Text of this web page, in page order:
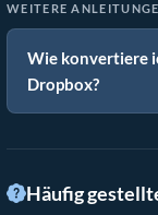
WEITERE
Wie konvertiere
Dropbox?
Häufig